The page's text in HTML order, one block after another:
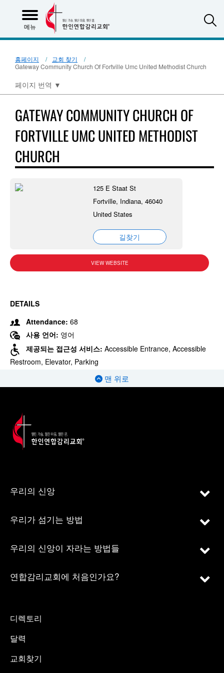
메뉴
홈페이지
교회 찾기
Gateway Community Church Of Fortville Umc United Methodist Church
페이지 번역 ▼
GATEWAY COMMUNITY CHURCH OF
FORTVILLE UMC UNITED METHODIST
CHURCH
125 E Staat St
Fortville, Indiana, 46040
United States
길찾기
VIEW WEBSITE
DETAILS
Attendance: 68
사용 언어: 영어
제공되는 접근성 서비스: Accessible Entrance, Accessible
Restroom, Elevator, Parking
맨 위로
우리의 신앙
우리가 섬기는 방법
우리의 신앙이 자라는 방법들
연합감리교회에 처음인가요?
디렉토리
달력
교회찾기